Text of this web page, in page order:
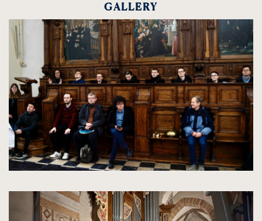
GALLERY
kliknięcie
spowoduje
powiększenie
zdjęcia
rozmiarów
oryginalnych
kliknięcie
spowoduje
powiększenie